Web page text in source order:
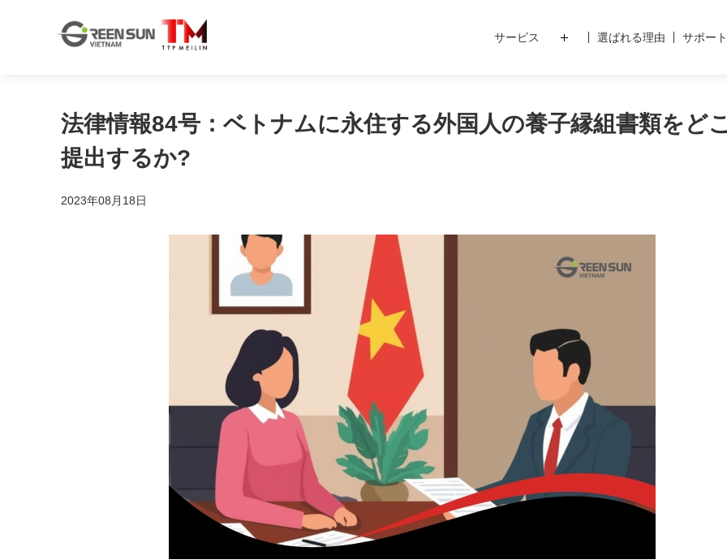
サービス 選ばれる理由 サポー
法律情報84号：ベトナムに永住する外国人の養子縁組書類をど
提出するか?
2023年08月18日